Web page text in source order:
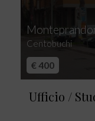
Centobuchi
€ 400
Ufficio /